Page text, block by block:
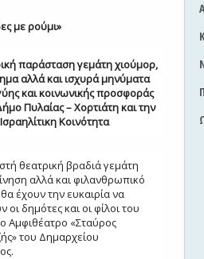
με ρούμι»
παράσταση γεμάτη χιούμορ,
αλλά και ισχυρά μηνύματα
και κοινωνικής προσφοράς
Πυλαίας – Χορτιάτη και την
Ισραηλίτικη Κοινότητα
θεατρική βραδιά γεμάτη
αλλά και φιλανθρωπικό
έχουν την ευκαιρία να
δημότες και οι φίλοι του
Αμφιθέατρο «Σταύρος
του Δημαρχείου